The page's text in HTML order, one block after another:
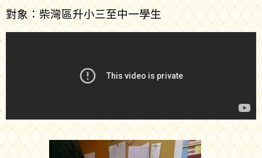
對象：柴灣區升小三至中一學生